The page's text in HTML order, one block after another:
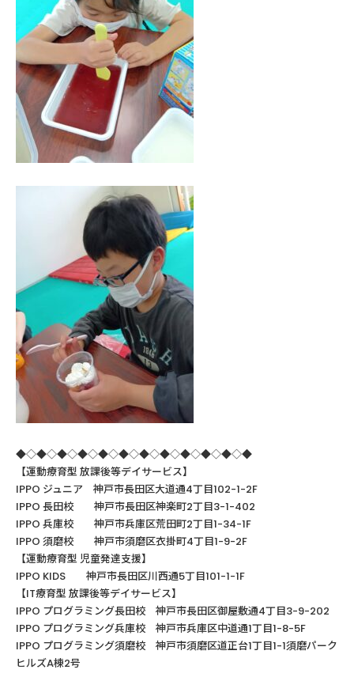
◆◇◆◇◆◇◆◇◆◇◆◇◆◇◆◇◆◇◆◇◆◇◆
【運動療育型放課後等デイサービス】
IPPO ジュニア 神戸市長田区大道通4丁目102-1-2F
IPPO 長田校 神戸市長田区神楽町2丁目3-1-402
IPPO 兵庫校 神戸市兵庫区荒田町2丁目1-34-1F
IPPO 須磨校 神戸市須磨区衣掛町4丁目1-9-2F
【運動療育型児童発達支援】
IPPO KIDS 神戸市長田区川西通5丁目101-1-1F
【IT療育型放課後等デイサービス】
IPPO プログラミング長田校 神戸市長田区御屋敷通4丁目3-9-202
IPPO プログラミング兵庫校 神戸市兵庫区中道通1丁目1-8-5F
IPPO プログラミング須磨校 神戸市須磨区道正台1丁目1-1須磨パーク
ヒルズA棟2号